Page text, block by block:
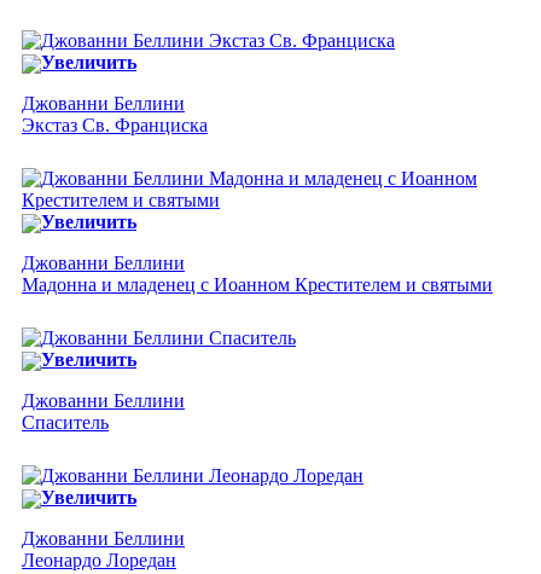
Увеличить
Джованни Беллини
Экстаз Св. Франциска
Увеличить
Джованни Беллини
Мадонна и младенец с Иоанном Крестителем и святыми
Увеличить
Джованни Беллини
Спаситель
Увеличить
Джованни Беллини
Леонардо Лоредан